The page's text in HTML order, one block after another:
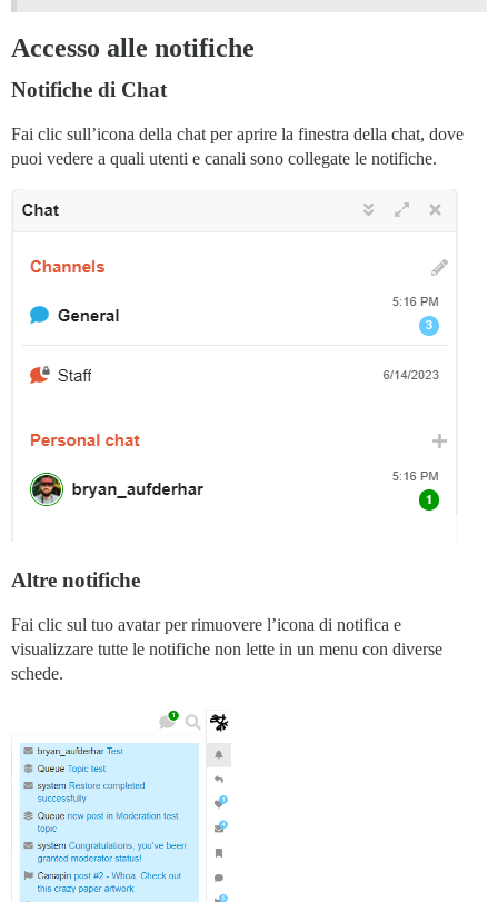
Accesso alle notifiche
Notifiche di Chat
Fai clic sull’icona della chat per aprire la finestra della chat, dove
puoi vedere a quali utenti e canali sono collegate le notifiche.
Altre notifiche
Fai clic sul tuo avatar per rimuovere l’icona di notifica e
visualizzare tutte le notifiche non lette in un menu con diverse
schede.